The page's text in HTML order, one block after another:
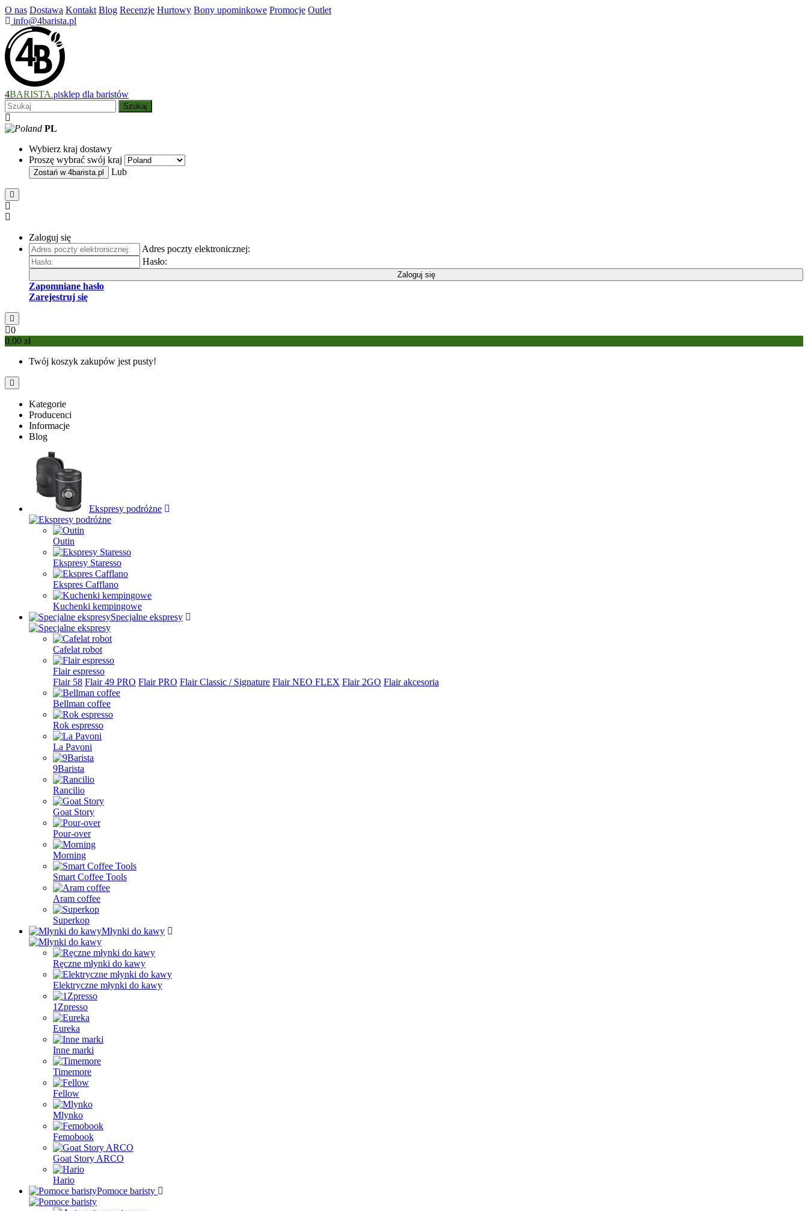
O nas Dostawa Kontakt Blog Recenzje Hurtowy Bony upominkowe Promocje Outlet
info@4barista.pl
4BARISTA .plsklep dla baristów
Szukaj
PL
Wybierz kraj dostawy
Proszę wybrać swój kraj
Zostań w 4barista.pl Lub
Zaloguj się
Adres poczty elektronicznej:
Hasło:
Zaloguj się
Zapomniane hasło
Zarejestruj się
0
0,00 zł
Twój koszyk zakupów jest pusty!
Kategorie
Producenci
Informacje
Blog
Ekspresy podróżne
Outin
Ekspresy Staresso
Ekspres Cafflano
Kuchenki kempingowe
Specjalne ekspresy
Cafelat robot
Flair espresso
Flair 58 Flair 49 PRO Flair PRO Flair Classic / Signature Flair NEO FLEX Flair 2GO Flair akcesoria
Bellman coffee
Rok espresso
La Pavoni
9Barista
Rancilio
Goat Story
Pour-over
Morning
Smart Coffee Tools
Aram coffee
Superkop
Młynki do kawy
Ręczne młynki do kawy
Elektryczne młynki do kawy
1Zpresso
Eureka
Inne marki
Timemore
Fellow
Mlynko
Femobook
Goat Story ARCO
Hario
Pomoce baristy